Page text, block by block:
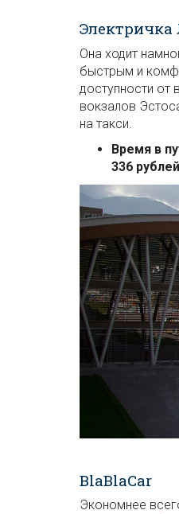
Электричка
Она ходит
быстрым и
доступности от
вокзалов
на такси.
Время в
336
BlaBlaCar
Экономнее